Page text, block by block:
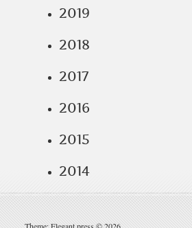
2019
2018
2017
2016
2015
2014